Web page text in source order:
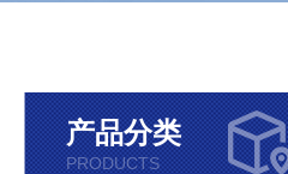
产品分类
PRODUCTS